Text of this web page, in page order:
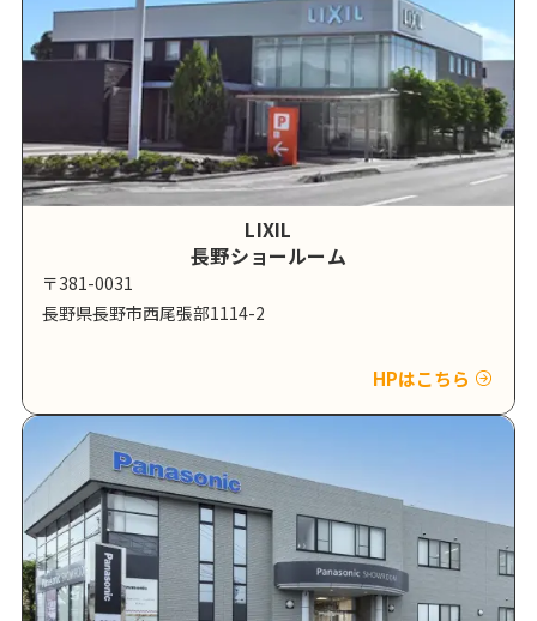
LIXIL
長野ショールーム
〒381-0031
長野県長野市西尾張部1114-2
HPはこちら